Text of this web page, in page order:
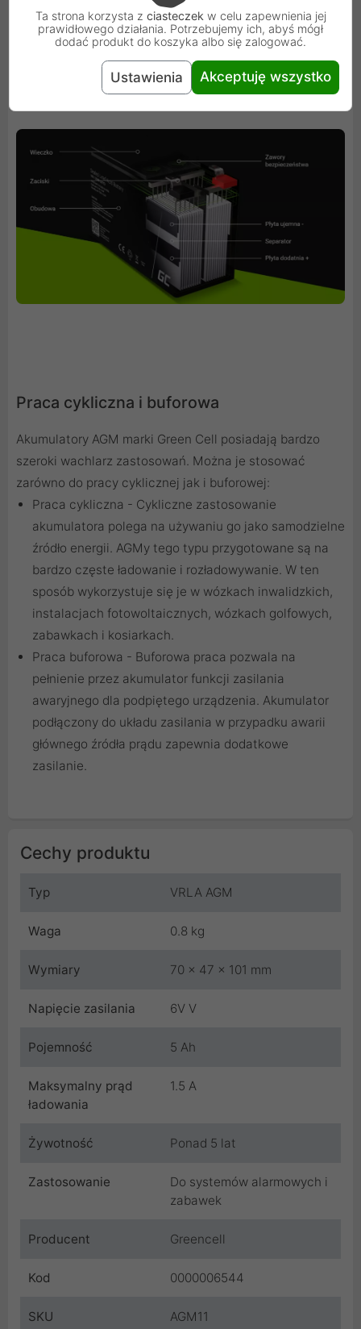
bezobsługowej pracy. Zwiększa ona bezpieczeństwo
pracy urządzenia, bez względu na pozycję akumulatora.
Odpowiednie do pracy w wymagających warunkach oraz
może być stosowany w pomieszczeniach z ludźmi,
ponieważ nie wydziela oparów.
Praca cykliczna i buforowa
Akumulatory AGM marki Green Cell posiadają bardzo
szeroki wachlarz zastosowań. Można je stosować
zarówno do pracy cyklicznej jak i buforowej:
Praca cykliczna - Cykliczne zastosowanie
akumulatora polega na używaniu go jako samodzielne
źródło energii. AGMy tego typu przygotowane są na
bardzo częste ładowanie i rozładowywanie. W ten
sposób wykorzystuje się je w wózkach inwalidzkich,
instalacjach fotowoltaicznych, wózkach golfowych,
zabawkach i kosiarkach.
Praca buforowa - Buforowa praca pozwala na
pełnienie przez akumulator funkcji zasilania
awaryjnego dla podpiętego urządzenia. Akumulator
podłączony do układu zasilania w przypadku awarii
głównego źródła prądu zapewnia dodatkowe
zasilanie.
Cechy produktu
Typ VRLA AGM
Waga 0.8 kg
Wymiary 70 x 47 x 101 mm
Napięcie zasilania 6V V
Pojemność 5 Ah
Maksymalny prąd
ładowania
1.5 A
Żywotność Ponad 5 lat
Zastosowanie
Do systemów alarmowych i
zabawek
Producent Greencell
Kod 0000006544
SKU AGM11
Ta strona korzysta z ciasteczek w celu zapewnienia jej
prawidłowego działania. Potrzebujemy ich, abyś mógł
dodać produkt do koszyka albo się zalogować.
Ustawienia Akceptuję wszystko